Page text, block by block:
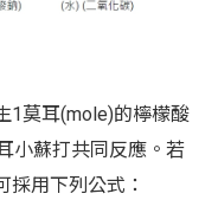
1莫耳(mole)的檸檬酸
小蘇打共同反應。若
採用下列公式：